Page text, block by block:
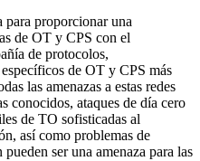
proporcionar una
de OT y CPS con el
de protocolos,
de OT y CPS más
las amenazas a estas redes
conocidos, ataques de día cero
de TO sofisticadas al
así como problemas de
ser una amenaza para las